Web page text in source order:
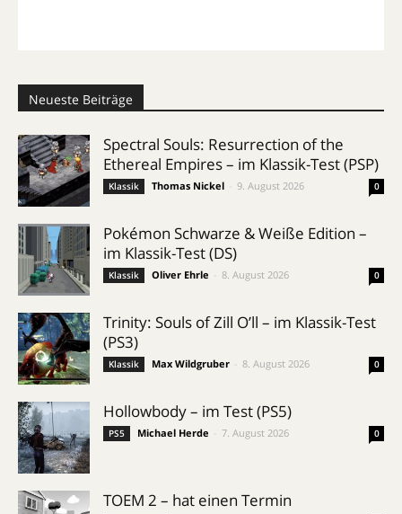
Neueste Beiträge
Spectral Souls: Resurrection of the
Ethereal Empires – im Klassik-Test (PSP)
Klassik Thomas Nickel 9. August 2026 0
Pokémon Schwarze & Weiße Edition –
im Klassik-Test (DS)
Klassik Oliver Ehrle 8. August 2026 0
Trinity: Souls of Zill O’ll – im Klassik-Test
(PS3)
Klassik Max Wildgruber 8. August 2026 0
Hollowbody – im Test (PS5)
PS5 Michael Herde 7. August 2026 0
TOEM 2 – hat einen Termin